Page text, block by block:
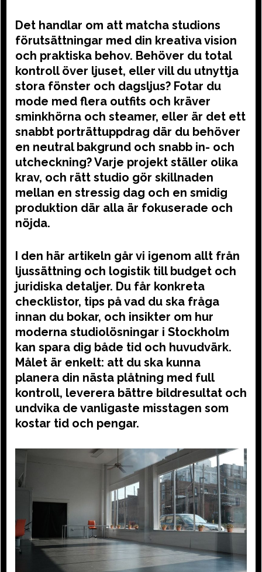
Det handlar om att matcha studions
förutsättningar med din kreativa vision
och praktiska behov. Behöver du total
kontroll över ljuset, eller vill du utnyttja
stora fönster och dagsljus? Fotar du
mode med flera outfits och kräver
sminkhörna och steamer, eller är det ett
snabbt porträttuppdrag där du behöver
en neutral bakgrund och snabb in- och
utcheckning? Varje projekt ställer olika
krav, och rätt studio gör skillnaden
mellan en stressig dag och en smidig
produktion där alla är fokuserade och
nöjda.
I den här artikeln går vi igenom allt från
ljussättning och logistik till budget och
juridiska detaljer. Du får konkreta
checklistor, tips på vad du ska fråga
innan du bokar, och insikter om hur
moderna studiolösningar i Stockholm
kan spara dig både tid och huvudvärk.
Målet är enkelt: att du ska kunna
planera din nästa plåtning med full
kontroll, leverera bättre bildresultat och
undvika de vanligaste misstagen som
kostar tid och pengar.